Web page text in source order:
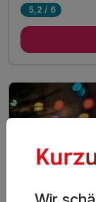
5,2 / 6